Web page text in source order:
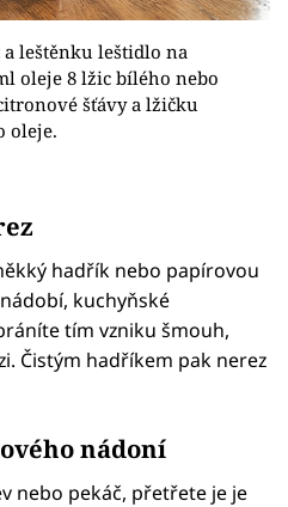
leštěnku leštidlo na
oleje 8 lžic bílého nebo
šťávy a lžičku
oleje.
hadřík nebo papírovou
nádobí, kuchyňské
tím vzniku šmouh,
Čistým hadříkem pak nerez
nádoní
nebo pekáč, přetřete je je